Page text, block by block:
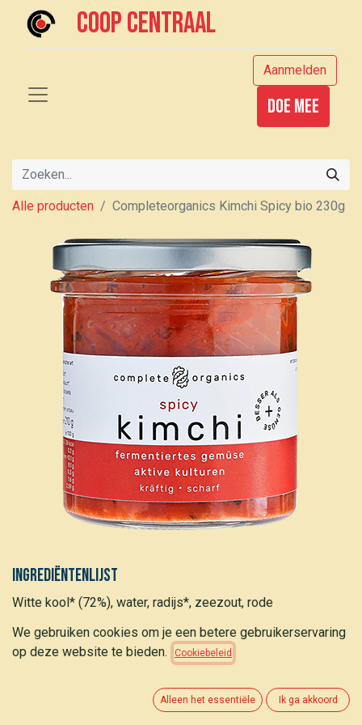
Coop centraal
Aanmelden
Doe mee
Alle producten Completeorganics Kimchi Spicy bio 230g
Ingrediëntenlijst
Witte kool* (72%), water, radijs*, zeezout, rode
rode bietenpoeder*, gember*, mierikswortel*. * van
gecertificeerde biologische landbouw
We gebruiken cookies om je een betere gebruikerservaring
op deze website te bieden.
Cookiebeleid
Alleen het essentiële Ik ga akkoord